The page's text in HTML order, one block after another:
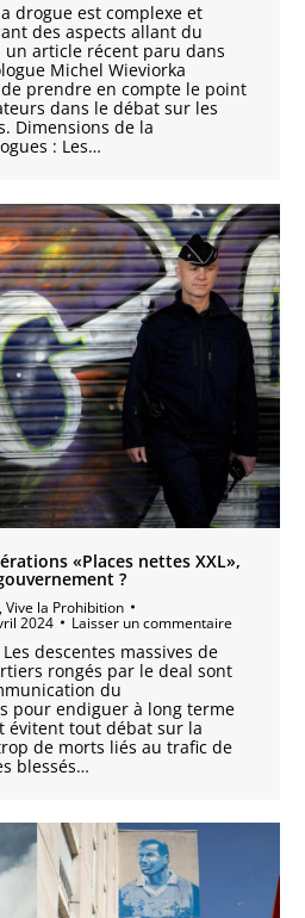
drogue est complexe et
des aspects allant du
un article récent paru dans
Michel Wieviorka
prendre en compte le point
dans le débat sur les
Dimensions de la
: Les…
«Places nettes XXL»,
?
,Vive la Prohibition
2024 Laisser un commentaire
descentes massives de
rongés par le deal sont
du
pour endiguer à long terme
évitent tout débat sur la
de morts liés au trafic de
blessés…